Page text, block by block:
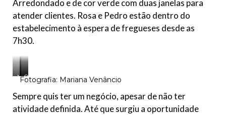
Arredondado e de cor verde com duas janelas para
atender clientes. Rosa e Pedro estão dentro do
estabelecimento à espera de fregueses desde as
7h30.
M
a
r
i
a
P
e
r
o
Q
u
o
s
Fotografia: Mariana Venâncio
Sempre quis ter um negócio, apesar de não ter
atividade definida. Até que surgiu a oportunidade